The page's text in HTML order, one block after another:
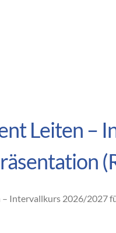
Leiten –
Intervallkurs 2026/2027